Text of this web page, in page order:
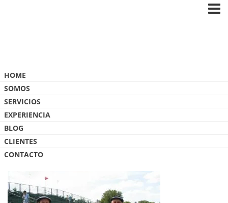
HOME
SOMOS
SERVICIOS
EXPERIENCIA
BLOG
CLIENTES
CONTACTO
GM11
5 MAYO, 2017